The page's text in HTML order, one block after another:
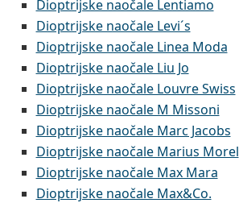
Dioptrijske naočale Lentiamo
Dioptrijske naočale Levi´s
Dioptrijske naočale Linea Moda
Dioptrijske naočale Liu Jo
Dioptrijske naočale Louvre Swiss
Dioptrijske naočale M Missoni
Dioptrijske naočale Marc Jacobs
Dioptrijske naočale Marius Morel
Dioptrijske naočale Max Mara
Dioptrijske naočale Max&Co.